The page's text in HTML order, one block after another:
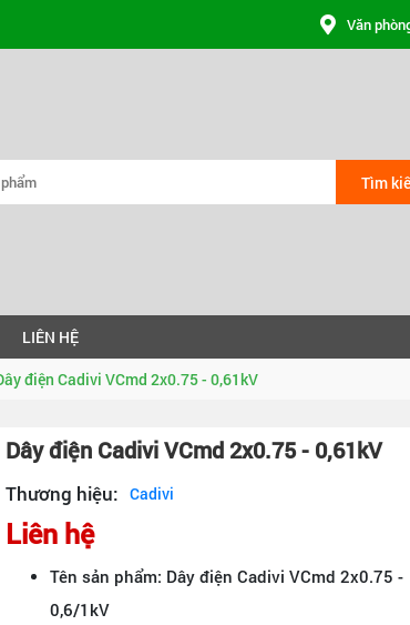
Văn
Tìm
LIÊN HỆ
điện Cadivi VCmd 2x0.75 - 0,61kV
Dây điện Cadivi VCmd 2x0.75 - 0,61kV
Thương hiệu: Cadivi
Liên hệ
Tên sản phẩm: Dây điện Cadivi VCmd 2x0.75 -
0,6/1kV